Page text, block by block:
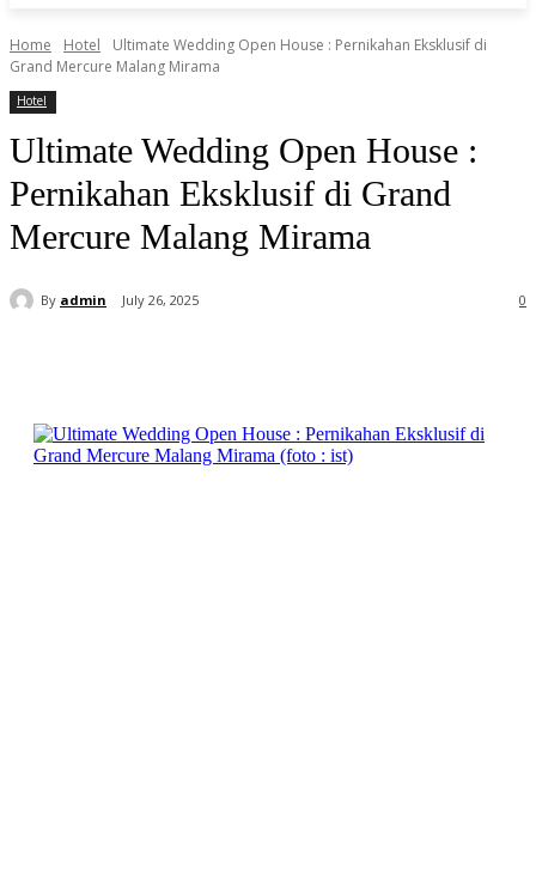
Home Hotel
Ultimate Wedding Open House : Pernikahan Eksklusif di
Grand Mercure Malang Mirama
Hotel
Ultimate Wedding Open House :
Pernikahan Eksklusif di Grand
Mercure Malang Mirama
By admin July 26, 2025 0